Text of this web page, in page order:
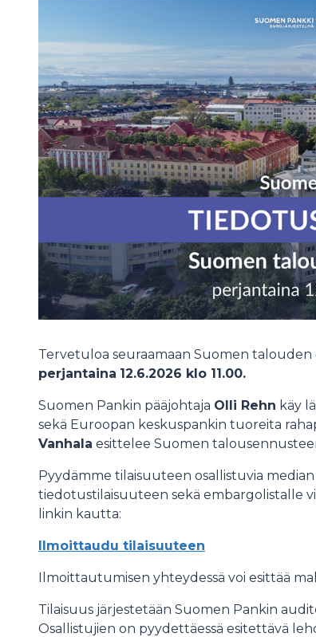
Tervetuloa seuraamaan Suomen
perjantaina 12.6.2026 klo 11.00.
Suomen Pankin pääjohtaja Olli Rehn käy
sekä Euroopan keskuspankin tuoreita
Vanhala esittelee Suomen
Pyydämme tilaisuuteen osallistuvia
tiedotustilaisuuteen sekä embargolistalle
linkin kautta:
Ilmoittaudu tilaisuuteen
Ilmoittautumisen yhteydessä voi esittää
Tilaisuus järjestetään Suomen Pankin
Osallistujien on pyydettäessä esitettävä